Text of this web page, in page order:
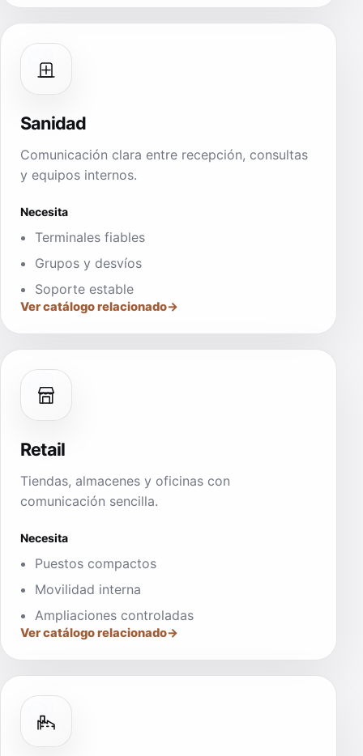
Sanidad
Comunicación clara entre recepción, consultas
y equipos internos.
Necesita
Terminales fiables
Grupos y desvíos
Soporte estable
Ver catálogo relacionado
Retail
Tiendas, almacenes y oficinas con
comunicación sencilla.
Necesita
Puestos compactos
Movilidad interna
Ampliaciones controladas
Ver catálogo relacionado